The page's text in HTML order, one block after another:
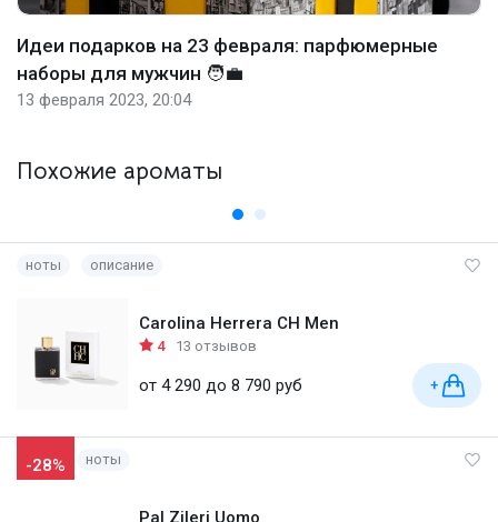
Идеи подарков на 23 февраля: парфюмерные
наборы для мужчин 🧑‍💼
13 февраля 2023, 20:04
Похожие ароматы
ноты описание
Carolina Herrera CH Men
4 13 отзывов
от 4 290 до 8 790 руб +
-28% ноты
Pal Zileri Uomo